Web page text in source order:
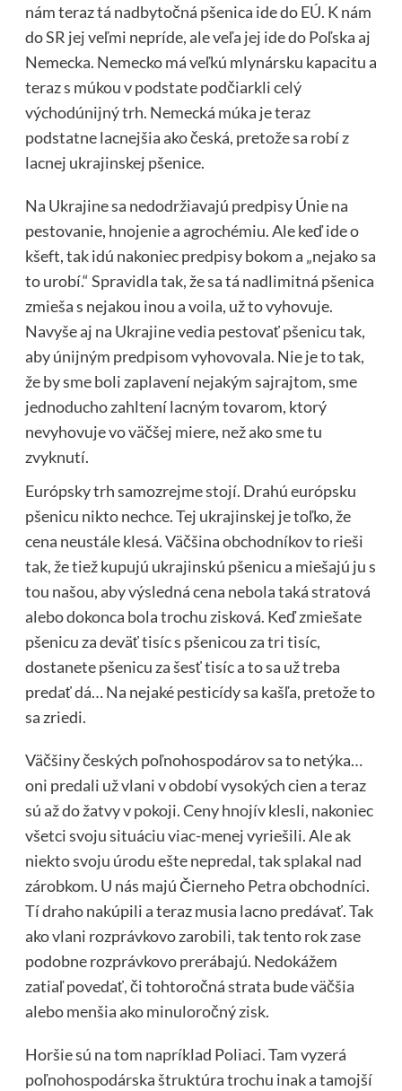
nám teraz tá nadbytočná pšenica ide do EÚ. K nám
do SR jej veľmi nepríde, ale veľa jej ide do Poľska aj
Nemecka. Nemecko má veľkú mlynársku kapacitu a
teraz s múkou v podstate podčiarkli celý
východúnijný trh. Nemecká múka je teraz
podstatne lacnejšia ako česká, pretože sa robí z
lacnej ukrajinskej pšenice.
Na Ukrajine sa nedodržiavajú predpisy Únie na
pestovanie, hnojenie a agrochémiu. Ale keď ide o
kšeft, tak idú nakoniec predpisy bokom a „nejako sa
to urobí.“ Spravidla tak, že sa tá nadlimitná pšenica
zmieša s nejakou inou a voila, už to vyhovuje.
Navyše aj na Ukrajine vedia pestovať pšenicu tak,
aby únijným predpisom vyhovovala. Nie je to tak,
že by sme boli zaplavení nejakým sajrajtom, sme
jednoducho zahltení lacným tovarom, ktorý
nevyhovuje vo väčšej miere, než ako sme tu
zvyknutí.
Európsky trh samozrejme stojí. Drahú európsku
pšenicu nikto nechce. Tej ukrajinskej je toľko, že
cena neustále klesá. Väčšina obchodníkov to rieši
tak, že tiež kupujú ukrajinskú pšenicu a miešajú ju s
tou našou, aby výsledná cena nebola taká stratová
alebo dokonca bola trochu zisková. Keď zmiešate
pšenicu za deväť tisíc s pšenicou za tri tisíc,
dostanete pšenicu za šesť tisíc a to sa už treba
predať dá… Na nejaké pesticídy sa kašľa, pretože to
sa zriedi.
Väčšiny českých poľnohospodárov sa to netýka…
oni predali už vlani v období vysokých cien a teraz
sú až do žatvy v pokoji. Ceny hnojív klesli, nakoniec
všetci svoju situáciu viac-menej vyriešili. Ale ak
niekto svoju úrodu ešte nepredal, tak splakal nad
zárobkom. U nás majú Čierneho Petra obchodníci.
Tí draho nakúpili a teraz musia lacno predávať. Tak
ako vlani rozprávkovo zarobili, tak tento rok zase
podobne rozprávkovo prerábajú. Nedokážem
zatiaľ povedať, či tohtoročná strata bude väčšia
alebo menšia ako minuloročný zisk.
Horšie sú na tom napríklad Poliaci. Tam vyzerá
poľnohospodárska štruktúra trochu inak a tamojší